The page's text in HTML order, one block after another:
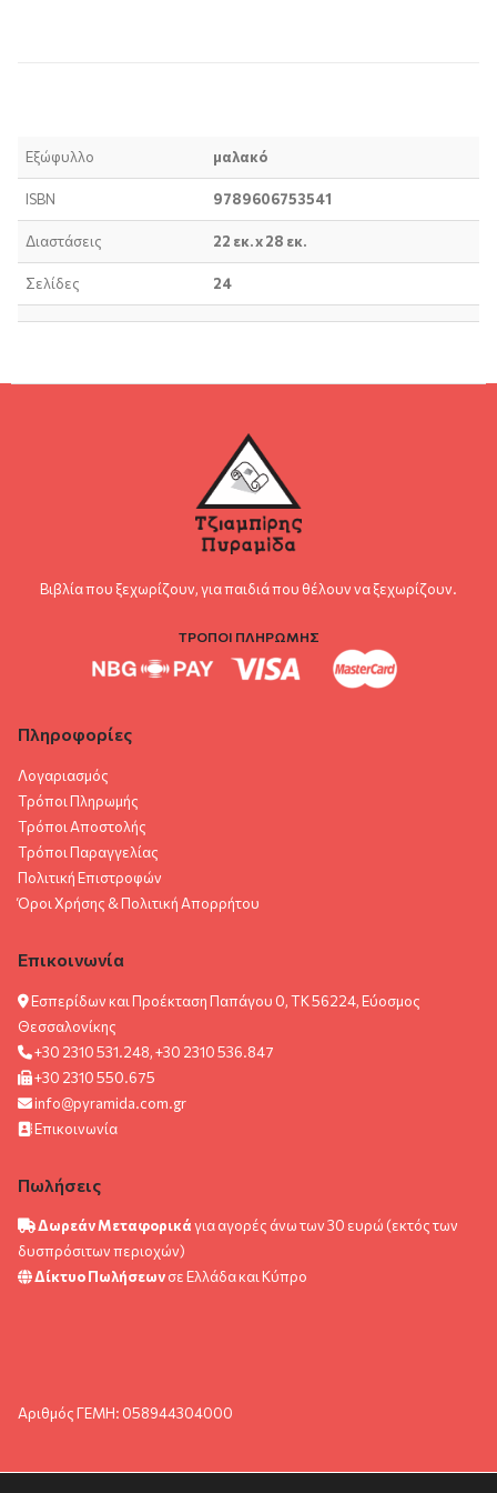
Εξώφυλλο μαλακό
ISBN 9789606753541
Διαστάσεις 22 εκ. x 28 εκ.
Σελίδες 24
Βιβλία που ξεχωρίζουν, για παιδιά που θέλουν να ξεχωρίζουν.
ΤΡΟΠΟΙ ΠΛΗΡΩΜΗΣ
Πληροφορίες
Λογαριασμός
Τρόποι Πληρωμής
Τρόποι Αποστολής
Τρόποι Παραγγελίας
Πολιτική Επιστροφών
Όροι Χρήσης & Πολιτική Aπορρήτου
Επικοινωνία
Εσπερίδων και Προέκταση Παπάγου 0, ΤΚ 56224, Εύοσμος
Θεσσαλονίκης
+30 2310 531.248, +30 2310 536.847
+30 2310 550.675
info@pyramida.com.gr
Επικοινωνία
Πωλήσεις
Δωρεάν Μεταφορικάγια αγορές άνω των 30 ευρώ (εκτός των
δυσπρόσιτων περιοχών)
Δίκτυο Πωλήσεωνσε Ελλάδα και Κύπρο
Αριθμός ΓΕΜΗ: 058944304000